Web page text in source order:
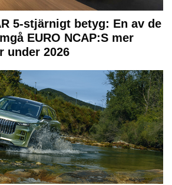
5-stjärnigt betyg: En av de
EURO NCAP:S mer
under 2026